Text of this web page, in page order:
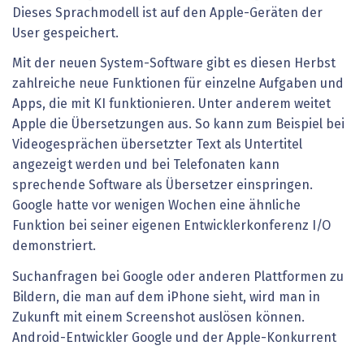
Dieses Sprachmodell ist auf den Apple-Geräten der
User gespeichert.
Mit der neuen System-Software gibt es diesen Herbst
zahlreiche neue Funktionen für einzelne Aufgaben und
Apps, die mit KI funktionieren. Unter anderem weitet
Apple die Übersetzungen aus. So kann zum Beispiel bei
Videogesprächen übersetzter Text als Untertitel
angezeigt werden und bei Telefonaten kann
sprechende Software als Übersetzer einspringen.
Google hatte vor wenigen Wochen eine ähnliche
Funktion bei seiner eigenen Entwicklerkonferenz I/O
demonstriert.
Suchanfragen bei Google oder anderen Plattformen zu
Bildern, die man auf dem iPhone sieht, wird man in
Zukunft mit einem Screenshot auslösen können.
Android-Entwickler Google und der Apple-Konkurrent